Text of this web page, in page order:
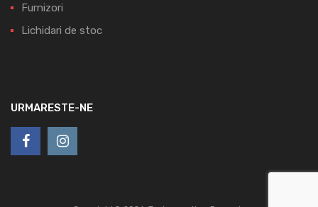
Furnizori
Lichidari de stoc
URMARESTE-NE